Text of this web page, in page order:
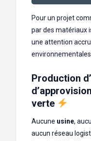
Pour un projet
par des matériaux
une attention
Production
verte
Aucune usine,
aucun réseau